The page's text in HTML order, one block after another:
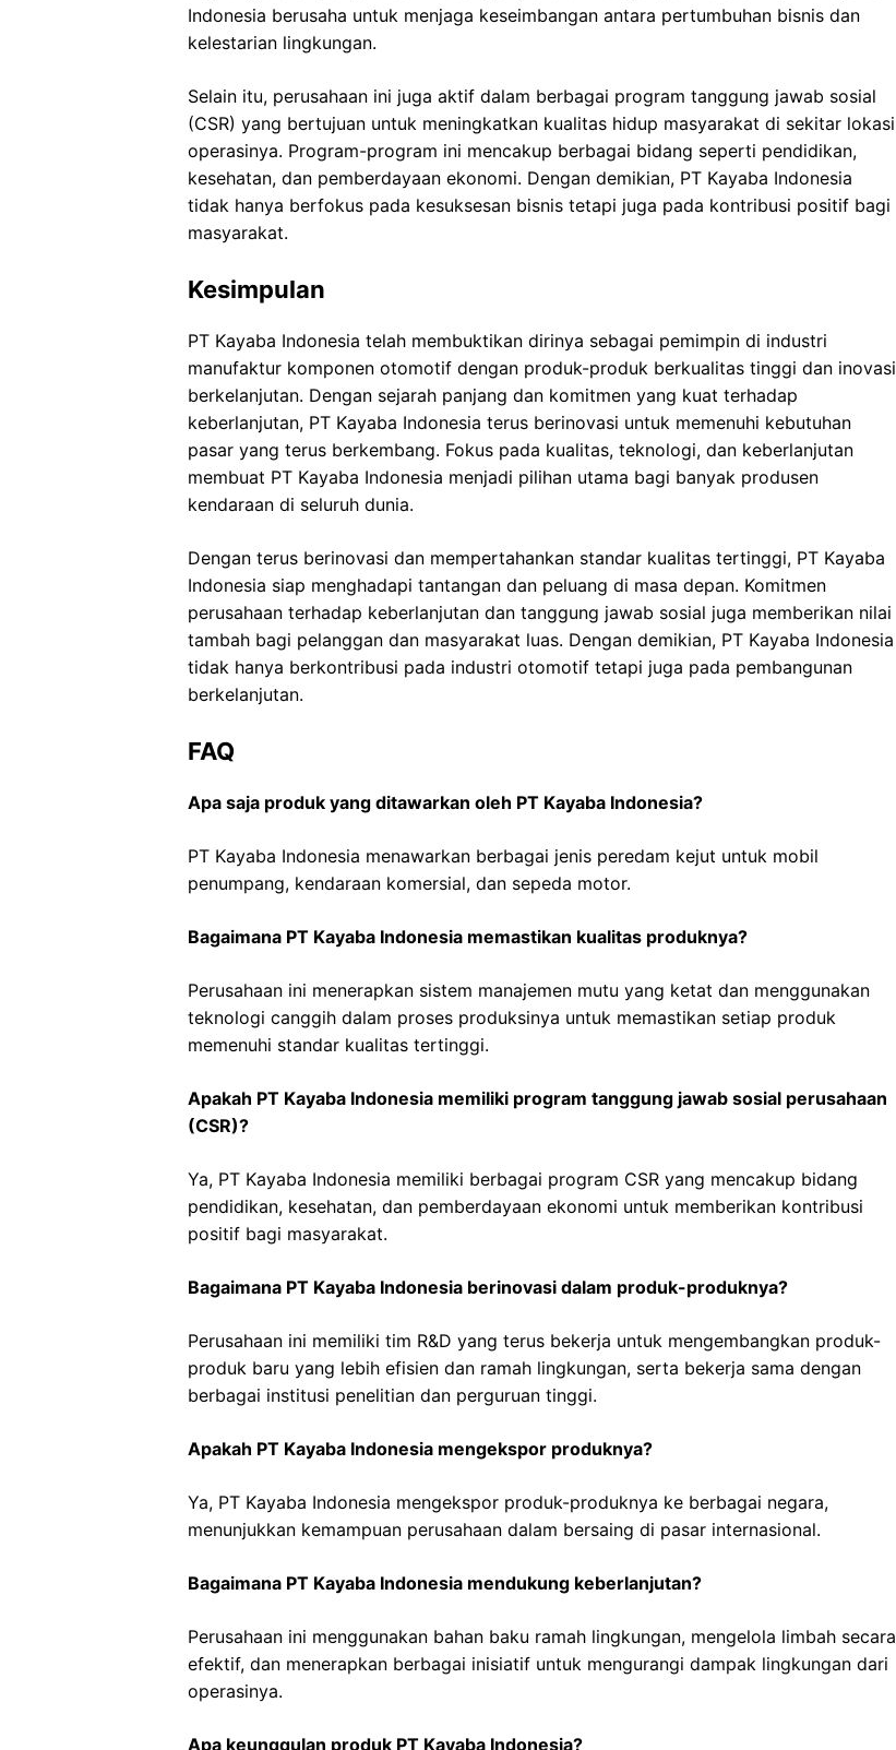
Indonesia berusaha untuk menjaga keseimbangan antara pertumbuhan bisnis dan
kelestarian lingkungan.
Selain itu, perusahaan ini juga aktif dalam berbagai program tanggung jawab sosial
(CSR) yang bertujuan untuk meningkatkan kualitas hidup masyarakat di sekitar lokasi
operasinya. Program-program ini mencakup berbagai bidang seperti pendidikan,
kesehatan, dan pemberdayaan ekonomi. Dengan demikian, PT Kayaba Indonesia
tidak hanya berfokus pada kesuksesan bisnis tetapi juga pada kontribusi positif bagi
masyarakat.
Kesimpulan
PT Kayaba Indonesia telah membuktikan dirinya sebagai pemimpin di industri
manufaktur komponen otomotif dengan produk-produk berkualitas tinggi dan inovasi
berkelanjutan. Dengan sejarah panjang dan komitmen yang kuat terhadap
keberlanjutan, PT Kayaba Indonesia terus berinovasi untuk memenuhi kebutuhan
pasar yang terus berkembang. Fokus pada kualitas, teknologi, dan keberlanjutan
membuat PT Kayaba Indonesia menjadi pilihan utama bagi banyak produsen
kendaraan di seluruh dunia.
Dengan terus berinovasi dan mempertahankan standar kualitas tertinggi, PT Kayaba
Indonesia siap menghadapi tantangan dan peluang di masa depan. Komitmen
perusahaan terhadap keberlanjutan dan tanggung jawab sosial juga memberikan nilai
tambah bagi pelanggan dan masyarakat luas. Dengan demikian, PT Kayaba Indonesia
tidak hanya berkontribusi pada industri otomotif tetapi juga pada pembangunan
berkelanjutan.
FAQ
Apa saja produk yang ditawarkan oleh PT Kayaba Indonesia?
PT Kayaba Indonesia menawarkan berbagai jenis peredam kejut untuk mobil
penumpang, kendaraan komersial, dan sepeda motor.
Bagaimana PT Kayaba Indonesia memastikan kualitas produknya?
Perusahaan ini menerapkan sistem manajemen mutu yang ketat dan menggunakan
teknologi canggih dalam proses produksinya untuk memastikan setiap produk
memenuhi standar kualitas tertinggi.
Apakah PT Kayaba Indonesia memiliki program tanggung jawab sosial perusahaan
(CSR)?
Ya, PT Kayaba Indonesia memiliki berbagai program CSR yang mencakup bidang
pendidikan, kesehatan, dan pemberdayaan ekonomi untuk memberikan kontribusi
positif bagi masyarakat.
Bagaimana PT Kayaba Indonesia berinovasi dalam produk-produknya?
Perusahaan ini memiliki tim R&D yang terus bekerja untuk mengembangkan produk-
produk baru yang lebih efisien dan ramah lingkungan, serta bekerja sama dengan
berbagai institusi penelitian dan perguruan tinggi.
Apakah PT Kayaba Indonesia mengekspor produknya?
Ya, PT Kayaba Indonesia mengekspor produk-produknya ke berbagai negara,
menunjukkan kemampuan perusahaan dalam bersaing di pasar internasional.
Bagaimana PT Kayaba Indonesia mendukung keberlanjutan?
Perusahaan ini menggunakan bahan baku ramah lingkungan, mengelola limbah secara
efektif, dan menerapkan berbagai inisiatif untuk mengurangi dampak lingkungan dari
operasinya.
Apa keunggulan produk PT Kayaba Indonesia?